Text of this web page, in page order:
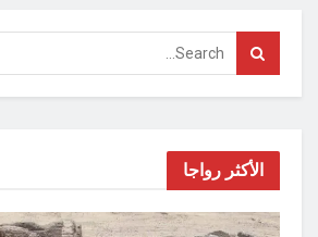
الأكثر رواجا